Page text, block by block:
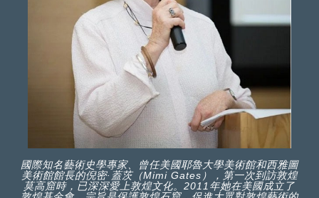
國際知名藝術史學專家、曾任美國耶魯大學美術館和西雅圖
美術館館長的倪密·蓋茨（Mimi Gates），第一次到訪敦煌
莫高窟時，已深深愛上敦煌文化。2011年她在美國成立了